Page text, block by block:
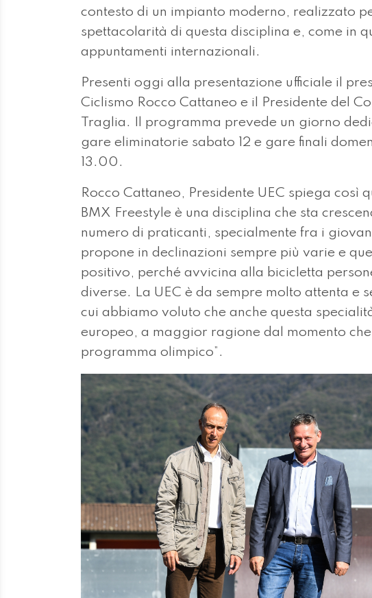
contesto di un impianto moderno, realizzato
spettacolarità di questa disciplina e, come in
appuntamenti internazionali.
Presenti oggi alla presentazione ufficiale il
Ciclismo Rocco Cattaneo e il Presidente del
Traglia. Il programma prevede un giorno
gare eliminatorie sabato 12 e gare finali
13.00.
Rocco Cattaneo, Presidente UEC spiega così
BMX Freestyle è una disciplina che sta
numero di praticanti, specialmente fra i
propone in declinazioni sempre più varie e
positivo, perché avvicina alla bicicletta
diverse. La UEC è da sempre molto attenta e
cui abbiamo voluto che anche questa
europeo, a maggior ragione dal momento
programma olimpico”.